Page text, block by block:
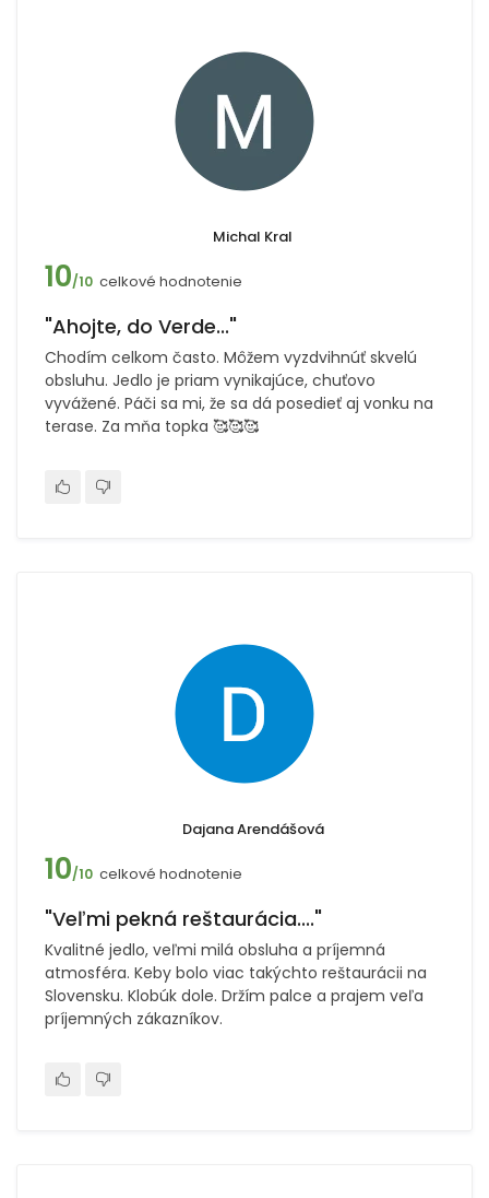
Michal Kral
10/10 celkové hodnotenie
"Ahojte, do Verde..."
Chodím celkom často. Môžem vyzdvihnúť skvelú
obsluhu. Jedlo je priam vynikajúce, chuťovo
vyvážené. Páči sa mi, že sa dá posedieť aj vonku na
terase. Za mňa topka 🥰🥰🥰
Dajana Arendášová
10/10 celkové hodnotenie
"Veľmi pekná reštaurácia...."
Kvalitné jedlo, veľmi milá obsluha a príjemná
atmosféra. Keby bolo viac takýchto reštaurácii na
Slovensku. Klobúk dole. Držím palce a prajem veľa
príjemných zákazníkov.